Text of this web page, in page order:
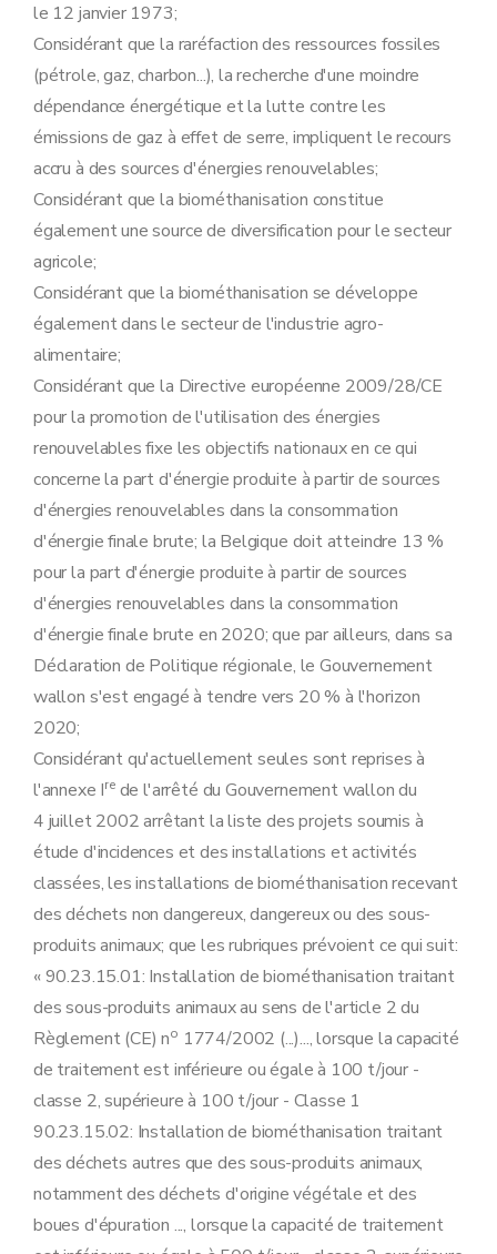
le 12 janvier 1973;
Considérant que la raréfaction des ressources fossiles
(pétrole, gaz, charbon...), la recherche d'une moindre
dépendance énergétique et la lutte contre les
émissions de gaz à effet de serre, impliquent le recours
accru à des sources d'énergies renouvelables;
Considérant que la biométhanisation constitue
également une source de diversification pour le secteur
agricole;
Considérant que la biométhanisation se développe
également dans le secteur de l'industrie agro-
alimentaire;
Considérant que la Directive européenne 2009/28/CE
pour la promotion de l'utilisation des énergies
renouvelables fixe les objectifs nationaux en ce qui
concerne la part d'énergie produite à partir de sources
d'énergies renouvelables dans la consommation
d'énergie finale brute; la Belgique doit atteindre 13 %
pour la part d'énergie produite à partir de sources
d'énergies renouvelables dans la consommation
d'énergie finale brute en 2020; que par ailleurs, dans sa
Déclaration de Politique régionale, le Gouvernement
wallon s'est engagé à tendre vers 20 % à l'horizon
2020;
Considérant qu'actuellement seules sont reprises à
l'annexe Irede l'arrêté du Gouvernement wallon du
4 juillet 2002 arrêtant la liste des projets soumis à
étude d'incidences et des installations et activités
classées, les installations de biométhanisation recevant
des déchets non dangereux, dangereux ou des sous-
produits animaux; que les rubriques prévoient ce qui suit:
« 90.23.15.01: Installation de biométhanisation traitant
des sous-produits animaux au sens de l'article 2 du
Règlement (CE) no 1774/2002 (...)..., lorsque la capacité
de traitement est inférieure ou égale à 100 t/jour -
classe 2, supérieure à 100 t/jour - Classe 1
90.23.15.02: Installation de biométhanisation traitant
des déchets autres que des sous-produits animaux,
notamment des déchets d'origine végétale et des
boues d'épuration ..., lorsque la capacité de traitement